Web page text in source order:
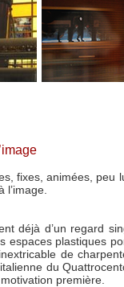
fixes, animées,
déjà d’un regard
plastiques
de
du
première.